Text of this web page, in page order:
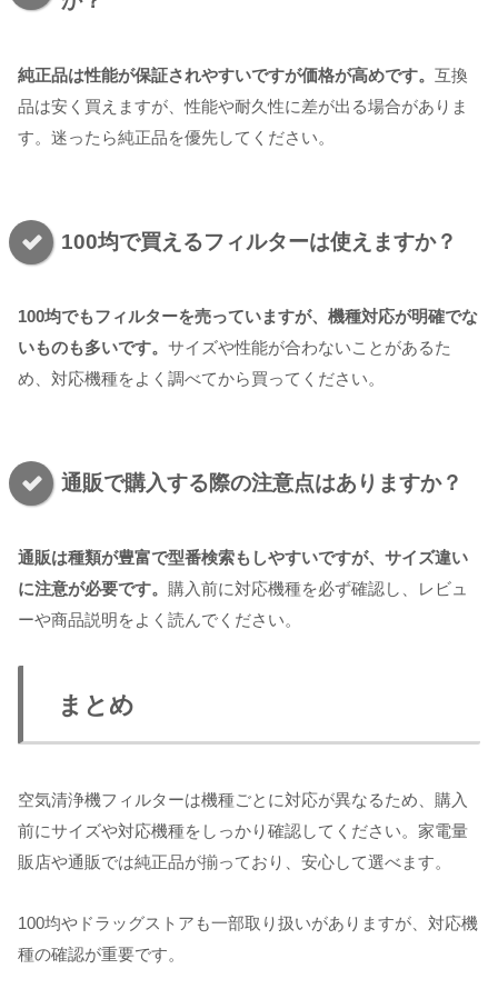
純正品は性能が保証されやすいですが価格が高めです。 互換
品は安く買えますが、性能や耐久性に差が出る場合がありま
す。迷ったら純正品を優先してください。
100均で買えるフィルターは使えますか？
100均でもフィルターを売っていますが、機種対応が明確でな
いものも多いです。 サイズや性能が合わないことがあるた
め、対応機種をよく調べてから買ってください。
通販で購入する際の注意点はありますか？
通販は種類が豊富で型番検索もしやすいですが、サイズ違い
に注意が必要です。 購入前に対応機種を必ず確認し、レビュ
ーや商品説明をよく読んでください。
まとめ
空気清浄機フィルターは機種ごとに対応が異なるため、購入
前にサイズや対応機種をしっかり確認してください。家電量
販店や通販では純正品が揃っており、安心して選べます。
100均やドラッグストアも一部取り扱いがありますが、対応機
種の確認が重要です。